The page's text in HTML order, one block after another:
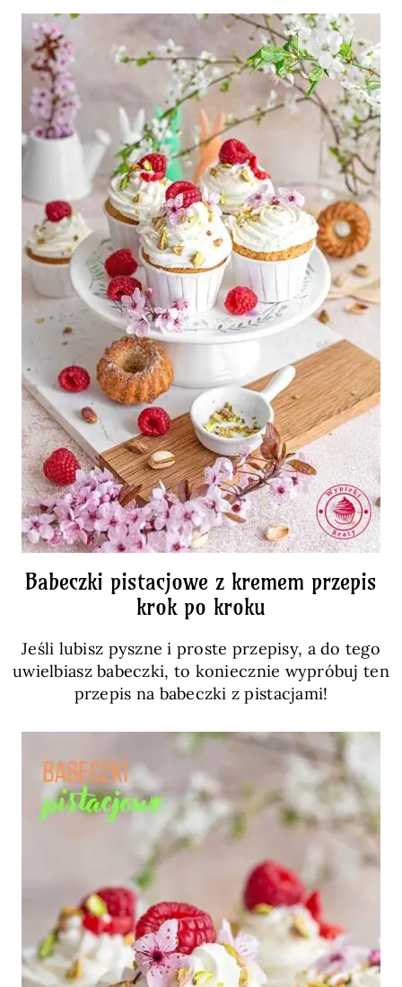
Babeczki pistacjowe z kremem przepis
krok po kroku
Jeśli lubisz pyszne i proste przepisy, a do tego
uwielbiasz babeczki, to koniecznie wypróbuj ten
przepis na babeczki z pistacjami!